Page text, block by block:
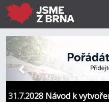
31.7.2028 Návod k
Předchozí